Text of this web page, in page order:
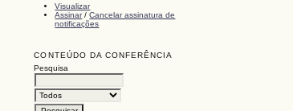
Visualizar
Assinar/Cancelar assinatura de
notificações
CONTEÚDO DA CONFERÊNCIA
Pesquisa